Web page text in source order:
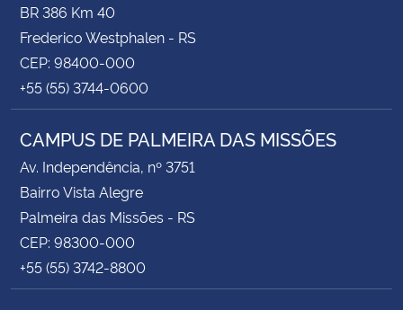
BR 386 Km 40
Frederico Westphalen - RS
CEP: 98400-000
+55 (55) 3744-0600
CAMPUS DE PALMEIRA DAS MISSÕES
Av. Independência, nº 3751
Bairro Vista Alegre
Palmeira das Missões - RS
CEP: 98300-000
+55 (55) 3742-8800